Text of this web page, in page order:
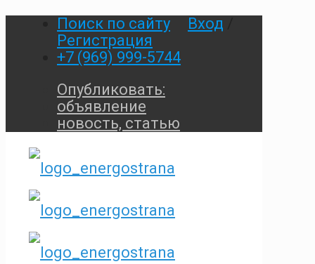
Поиск по сайту Вход
Регистрация
+7 (969) 999-5744
Опубликовать:
объявление
новость, статью